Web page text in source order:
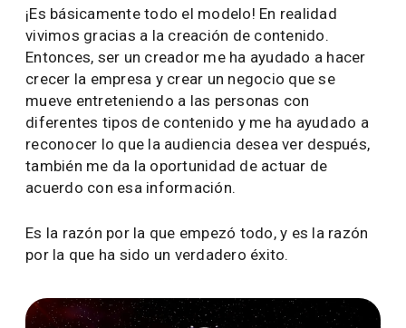
¡Es básicamente todo el modelo! En realidad
vivimos gracias a la creación de contenido.
Entonces, ser un creador me ha ayudado a hacer
crecer la empresa y crear un negocio que se
mueve entreteniendo a las personas con
diferentes tipos de contenido y me ha ayudado a
reconocer lo que la audiencia desea ver después,
también me da la oportunidad de actuar de
acuerdo con esa información.
Es la razón por la que empezó todo, y es la razón
por la que ha sido un verdadero éxito.